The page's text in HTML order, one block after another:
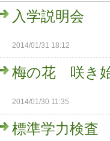
入学説明会
2014/01/31 18:12
梅の花 咲き
2014/01/30 11:35
標準学力検査